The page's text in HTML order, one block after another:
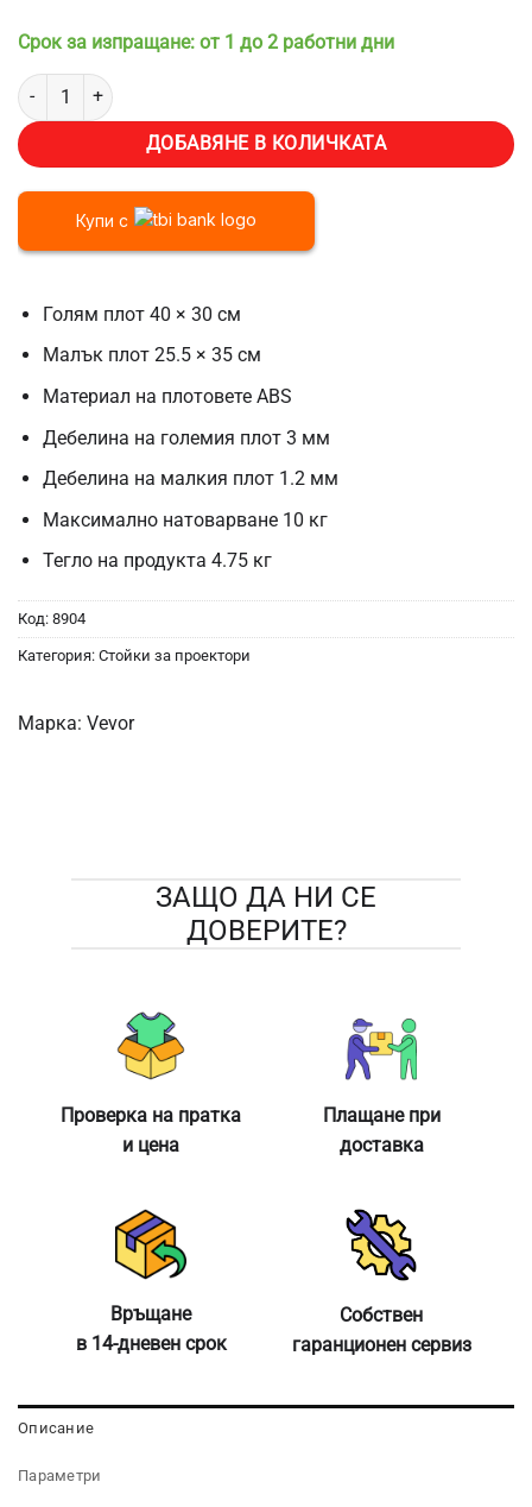
Срок за изпращане: от 1 до 2 работни дни
количество за Стойка за проектор VEVOR ZG-TYGTY,
ДОБАВЯНЕ В КОЛИЧКАТА
Купи с
Голям плот 40 × 30 см
Малък плот 25.5 × 35 см
Материал на плотовете ABS
Дебелина на големия плот 3 мм
Дебелина на малкия плот 1.2 мм
Максимално натоварване 10 кг
Тегло на продукта 4.75 кг
Код: 8904
Категория: Стойки за проектори
Марка: Vevor
ЗАЩО ДА НИ СЕ
ДОВЕРИТЕ?
Проверка на пратка
и цена
Плащане при
доставка
Връщане
в 14-дневен срок
Собствен
гаранционен сервиз
Описание
Параметри